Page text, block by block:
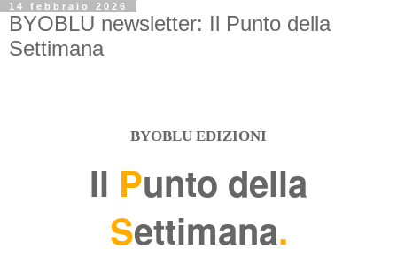
14 febbraio 2026
BYOBLU newsletter: Il Punto della
Settimana
BYOBLU EDIZIONI
Il Punto della
Settimana.